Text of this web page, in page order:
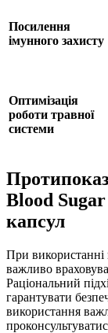
Посилення
імунного захисту
Оптимізація
роботи травної
системи
Blood
капсул
При використанні
важливо
Раціональний
гарантувати
використання